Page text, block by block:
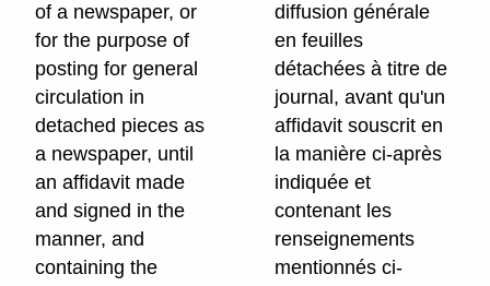
of a newspaper, or
for the purpose of
posting for general
circulation in
detached pieces as
a newspaper, until
an affidavit made
and signed in the
manner, and
containing the
diffusion générale
en feuilles
détachées à titre de
journal, avant qu'un
affidavit souscrit en
la manière ci-après
indiquée et
contenant les
renseignements
mentionnés ci-